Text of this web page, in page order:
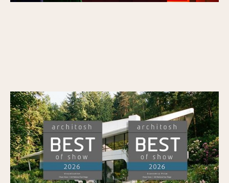
Veras wint Architosh's BEST of SHOW in
Visualisatie en de Economics Prize op AIA26
Gepubliceerd op7/7/2026